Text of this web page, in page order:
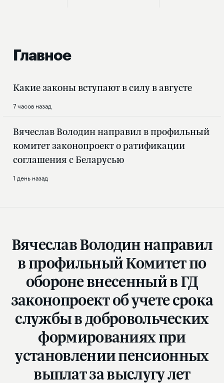
Главное
Какие законы вступают в силу в августе
7 часов назад
Вячеслав Володин направил в профильный
комитет законопроект о ратификации
соглашения с Беларусью
1 день назад
Вячеслав Володин направил
в профильный Комитет по
обороне внесенный в ГД
законопроект об учете срока
службы в добровольческих
формированиях при
установлении пенсионных
выплат за выслугу лет